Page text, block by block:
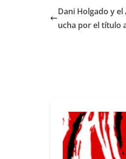
Dani Holgado y
ucha por el título